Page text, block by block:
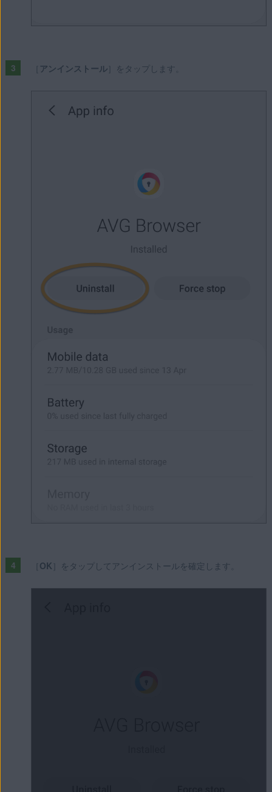
アンインストール］をタップします。
OK ］をタップしてアンインストールを確定します。